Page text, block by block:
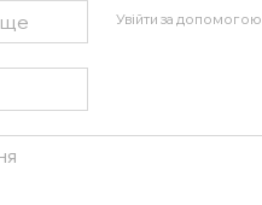
Увійти за допомогою